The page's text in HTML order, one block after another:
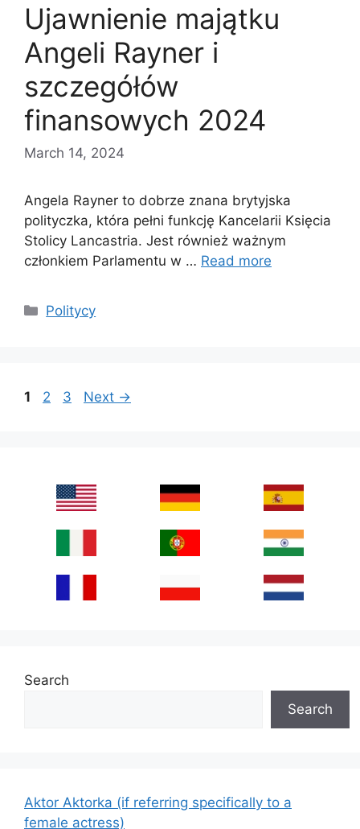
Ujawnienie majątku
Angeli Rayner i
szczegółów
finansowych 2024
March 14, 2024
Angela Rayner to dobrze znana brytyjska
polityczka, która pełni funkcję Kancelarii Księcia
Stolicy Lancastria. Jest również ważnym
członkiem Parlamentu w … Read more
Categories
Politycy
Page
1 Page
2 Page
3 Next →
Search
Search
Aktor Aktorka (if referring specifically to a
female actress)